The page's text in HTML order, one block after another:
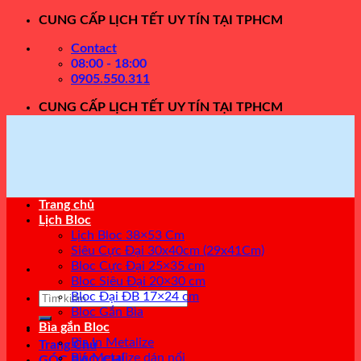
Skip
content
CUNG CẤP LỊCH TẾT UY TÍN TẠI TPHCM
Contact
08:00 - 18:00
0905.550.311
CUNG CẤP LỊCH TẾT UY TÍN TẠI TPHCM
Tìm
kiếm:
Trang Chủ
Trang chủ
Lịch Bloc
Lịch Bloc 38×53 Cm
Siêu Cực Đại 30x40cm (29x41Cm)
Bloc Cực Đại 25×35 cm
Bloc Siêu Đại 20×30 cm
Bloc Đại ĐB 17×24 cm
Bloc Gắn Bìa
Bìa gắn Bloc
Bìa In Metalize
Bìa Metalize dán nổi